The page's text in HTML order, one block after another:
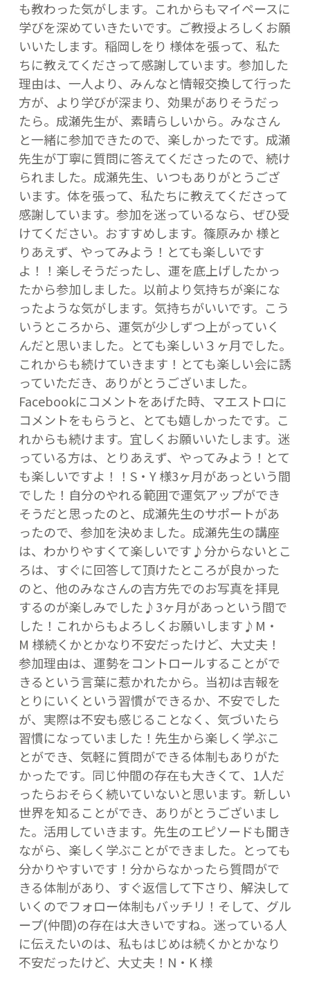
も教わった気がします。これからもマイペースに
学びを深めていきたいです。ご教授よろしくお願
いいたします。稲岡しをり 様体を張って、私た
ちに教えてくださって感謝しています。参加した
理由は、一人より、みんなと情報交換して行った
方が、より学びが深まり、効果がありそうだっ
たら。成瀬先生が、素晴らしいから。みなさん
と一緒に参加できたので、楽しかったです。成瀬
先生が丁寧に質問に答えてくださったので、続け
られました。成瀬先生、いつもありがとうござ
います。体を張って、私たちに教えてくださって
感謝しています。参加を迷っているなら、ぜひ受
けてください。おすすめします。篠原みか 様と
りあえず、やってみよう！とても楽しいです
よ！！楽しそうだったし、運を底上げしたかっ
たから参加しました。以前より気持ちが楽にな
ったような気がします。気持ちがいいです。こう
いうところから、運気が少しずつ上がっていく
んだと思いました。とても楽しい３ヶ月でした。
これからも続けていきます！とても楽しい会に誘
っていただき、ありがとうございました。
Facebookにコメントをあげた時、マエストロに
コメントをもらうと、とても嬉しかったです。こ
れからも続けます。宜しくお願いいたします。迷
っている方は、とりあえず、やってみよう！とて
も楽しいですよ！！S・Y 様3ヶ月があっという間
でした！自分のやれる範囲で運気アップができ
そうだと思ったのと、成瀬先生のサポートがあ
ったので、参加を決めました。成瀬先生の講座
は、わかりやすくて楽しいです♪分からないとこ
ろは、すぐに回答して頂けたところが良かった
のと、他のみなさんの吉方先でのお写真を拝見
するのが楽しみでした♪3ヶ月があっという間で
した！これからもよろしくお願いします♪M・
M 様続くかとかなり不安だったけど、大丈夫！
参加理由は、運勢をコントロールすることがで
きるという言葉に惹かれたから。当初は吉報を
とりにいくという習慣ができるか、不安でした
が、実際は不安も感じることなく、気づいたら
習慣になっていました！先生から楽しく学ぶこ
とができ、気軽に質問ができる体制もありがた
かったです。同じ仲間の存在も大きくて、1人だ
ったらおそらく続いていないと思います。新しい
世界を知ることができ、ありがとうございまし
た。活用していきます。先生のエピソードも聞き
ながら、楽しく学ぶことができました。とっても
分かりやすいです！分からなかったら質問がで
きる体制があり、すぐ返信して下さり、解決して
いくのでフォロー体制もバッチリ！そして、グル
ープ(仲間)の存在は大きいですね。迷っている人
に伝えたいのは、私もはじめは続くかとかなり
不安だったけど、大丈夫！N・K 様